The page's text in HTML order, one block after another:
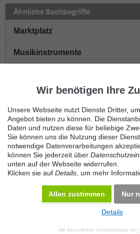
Ähnliche Suchbegriffe
Marktplatz
Musikinstrumente
Saiteninstrumente
Tasteninstrumente
Drums & Percussion
Studioequipment
Sonstige Musikinstrumente
Datenschutz Impressum Kontakt
Wir benötigen Ihre
Unsere Webseite nutzt Dienste Dritter,
Angebot bieten zu können. Die
Daten und nutzen diese für beliebige
Sie können uns die Nutzung dieser
notwendige Datenverarbeitungen
können Sie jederzeit über
unten auf der Webseite widerrufen.
Klicken sie auf Details , um mehr
Allen zustimmen Nur
Details
Mit freundlicher Unterstützung von